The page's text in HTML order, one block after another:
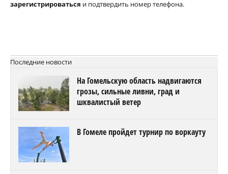
зарегистрироваться и подтвердить номер телефона.
Последние новости
На Гомельскую область надвигаются
грозы, сильные ливни, град и
шквалистый ветер
В Гомеле пройдет турнир по воркауту